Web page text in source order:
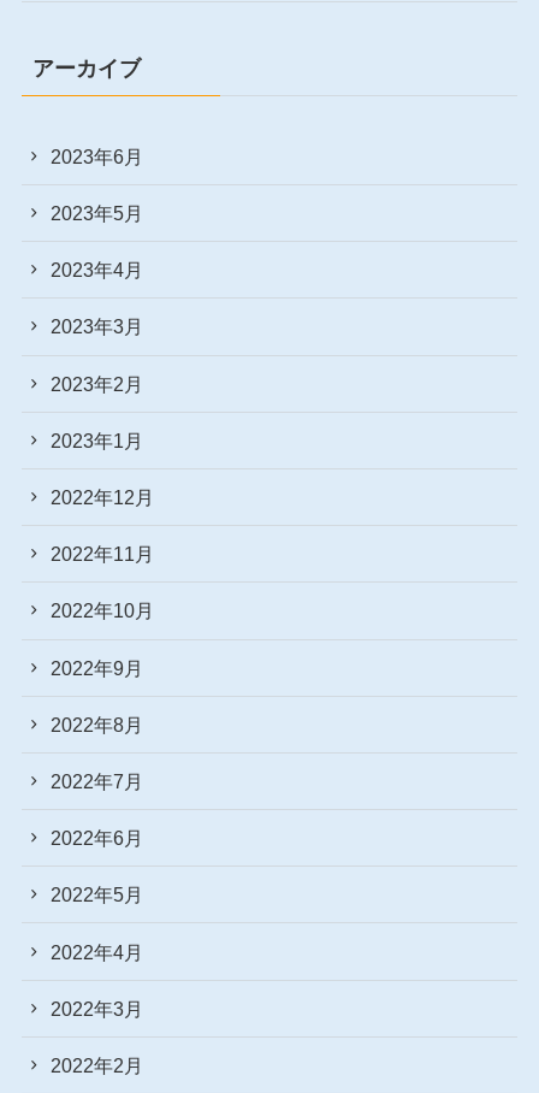
アーカイブ
2023年6月
2023年5月
2023年4月
2023年3月
2023年2月
2023年1月
2022年12月
2022年11月
2022年10月
2022年9月
2022年8月
2022年7月
2022年6月
2022年5月
2022年4月
2022年3月
2022年2月